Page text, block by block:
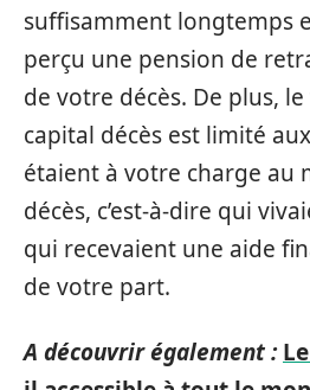
suffisamment longtemps
perçu une pension de
de votre décès. De plus,
capital décès est limité
étaient à votre charge au
décès, c’est-à-dire qui
qui recevaient une aide
de votre part.
A découvrir également :